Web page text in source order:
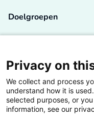
Doelgroepen
Lectoren en
Bedrijven
Hogescholen
Privacy on
We collect and process
understand how it is
selected purposes, or
information, see our